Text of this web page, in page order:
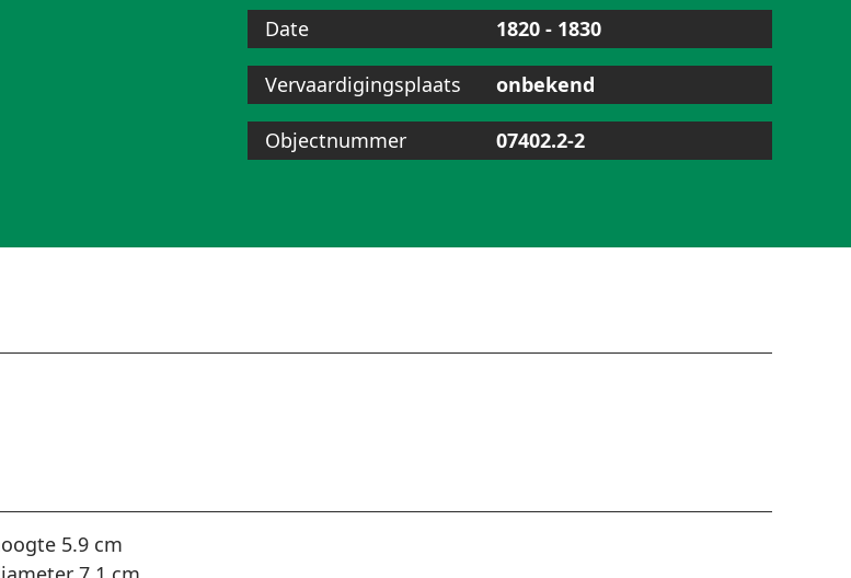
Date 1820 - 1830
Vervaardigingsplaats onbekend
Objectnummer 07402.2-2
5.9 cm